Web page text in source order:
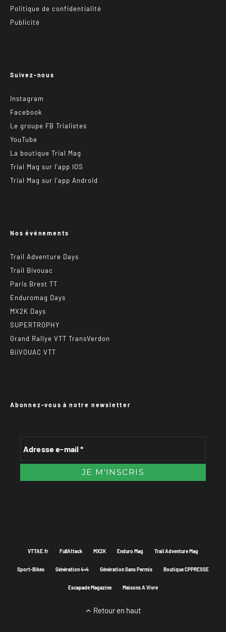
Politique de confidentialité
Publicité
Suivez-nous
Instagram
Facebook
Le groupe FB Trialistes
YouTube
La boutique Trial Mag
Trial Mag sur l’app IOS
Trial Mag sur l’app Android
Nos événements
Trail Adventure Days
Trail Bivouac
Paris Brest TT
Enduromag Days
MX2K Days
SUPERTROPHY
Grand Rallye VTT TransVerdon
BiiVOUAC VTT
Abonnez-vous à notre newsletter
VTTAE.fr FullAttack MX2K Enduro Mag Trail Adventure Mag
Sport-Bikes Génération 4×4 Génération Sans Permis Boutique CPPRESSE
Escapade Magazine Maisons A Vivre
Retour en haut